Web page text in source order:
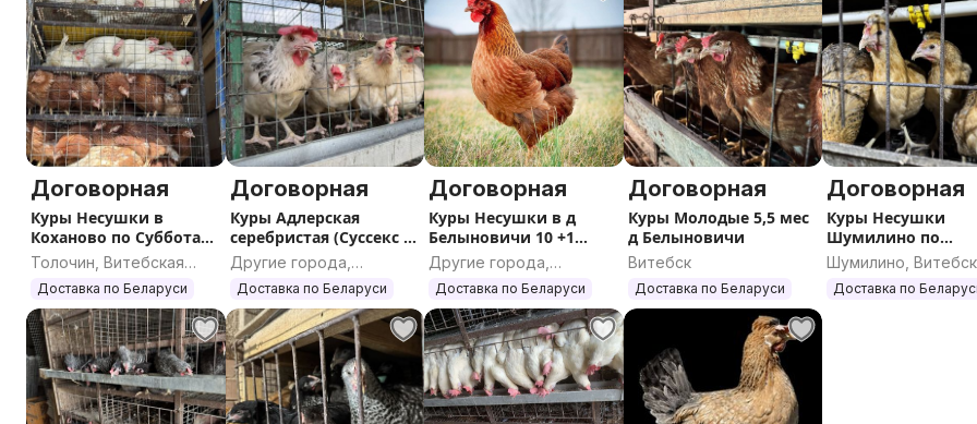
Договорная
Куры Несушки в
Коханово по Субботам
10:40 - 11:00
Толочин, Витебская
область
Доставка по Беларуси
Договорная
Куры Адлерская
серебристая (Суссекс )
в д Белыновичи
Другие города,
Витебская область
Доставка по Беларуси
Договорная
Куры Несушки в д
Белыновичи 10 +1
Ежедневно
Другие города,
Витебская область
Доставка по Беларуси
Договорная
Куры Молодые 5,5 мес
д Белыновичи
Витебск
Доставка по Беларуси
Договорная
Куры Несушки
Шумилино по
Воскресеньям
Шумилино,
область
Доставка по